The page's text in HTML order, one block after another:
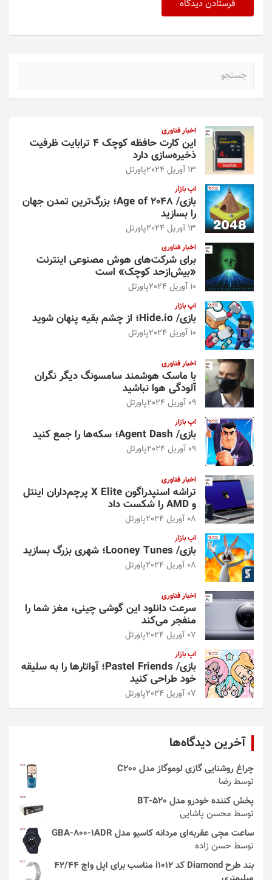
اخبار فناوری
این کارت حافظه کوچک ۴ ترابایت ظرفیت
ذخیره‌سازی دارد
13 آوریل 2024 پاورتل
اپ بازار
بازی/ Age of 2048؛ بزرگ‌ترین تمدن جهان
را بسازید
13 آوریل 2024 پاورتل
اخبار فناوری
برای شرکت‌های هوش مصنوعی اینترنت
«بیش‌از‌حد کوچک» است
10 آوریل 2024 پاورتل
اپ بازار
بازی/ Hide.io؛ از چشم بقیه پنهان شوید
10 آوریل 2024 پاورتل
اخبار فناوری
با ماسک هوشمند سامسونگ دیگر نگران
آلودگی هوا نباشید
09 آوریل 2024 پاورتل
اپ بازار
بازی/ Agent Dash؛ سکه‌ها را جمع کنید
09 آوریل 2024 پاورتل
اخبار فناوری
تراشه اسنپدراگون X Elite پرچم‌داران اینتل
و AMD را شکست داد
08 آوریل 2024 پاورتل
اپ بازار
بازی/ Looney Tunes؛ شهری بزرگ بسازید
08 آوریل 2024 پاورتل
اخبار فناوری
سرعت دانلود این گوشی چینی، مغز شما را
منفجر می‌کند
07 آوریل 2024 پاورتل
اپ بازار
بازی/ Pastel Friends؛ آواتارها را به سلیقه
خود طراحی کنید
07 آوریل 2024 پاورتل
آخرین دیدگاه‌ها
چراغ روشنایی گازی لوموگاز مدل C200
توسط رضا
پخش کننده خودرو مدل 520-BT
توسط محسن پاشایی
ساعت مچی عقربه‌ای مردانه کاسیو مدل GBA-800-1ADR
توسط حسن زاده
بند طرح Diamond کد i1012 مناسب برای اپل واچ 42/44